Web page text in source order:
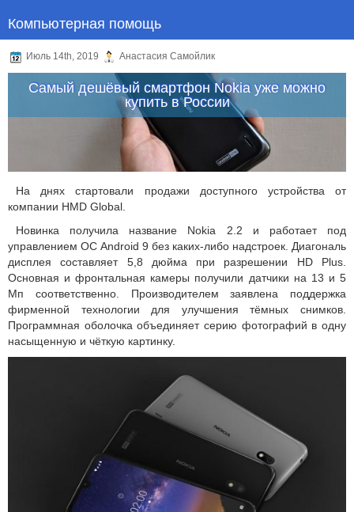
Компьютерная помощь
Июль 14th, 2019 Анастасия Самойлик
Самый дешёвый смартфон Nokia уже можно
купить в России
На днях стартовали продажи доступного устройства от
компании HMD Global.
Новинка получила название Nokia 2.2 и работает под
управлением ОС Android 9 без каких-либо надстроек. Диагональ
дисплея составляет 5,8 дюйма при разрешении HD Plus.
Основная и фронтальная камеры получили датчики на 13 и 5
Мп соответственно. Производителем заявлена поддержка
фирменной технологии для улучшения тёмных снимков.
Программная оболочка объединяет серию фотографий в одну
насыщенную и чёткую картинку.